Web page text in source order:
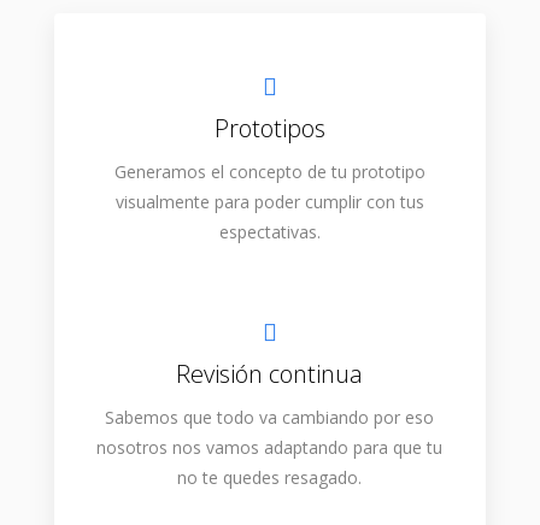
Prototipos
Generamos el concepto de tu prototipo
visualmente para poder cumplir con tus
espectativas.
Revisión continua
Sabemos que todo va cambiando por eso
nosotros nos vamos adaptando para que tu
no te quedes resagado.